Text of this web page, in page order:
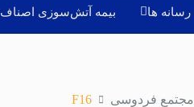
رسانه ها بیمه آتش‌سوزی اصناف
مجتمع فردوسی F16